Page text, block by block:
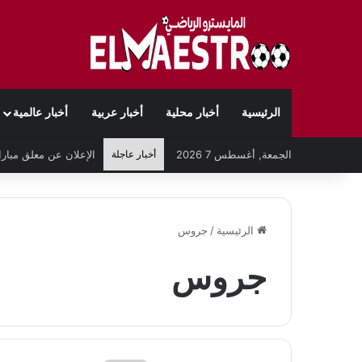
الرئيسية أخبار محلية أخبار عربية أخبار عالمية
الجمعة, أغسطس 7 2026 أخبار عاجلة
الرئيسية / جروس
جروس